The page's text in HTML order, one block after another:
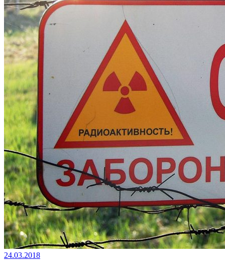
24.03.2018